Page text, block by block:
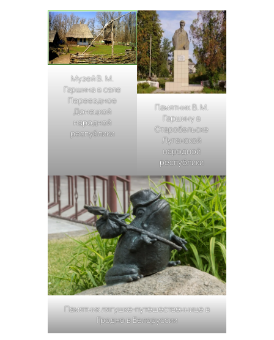
Музей В. М.
Гаршина в селе
Переездное
Донецкой
народной
республики
Памятник В. М.
Гаршину в
Старобельске
Луганской
народной
республики
Памятник лягушке-путешественнице в
Гродно в Белоруссии